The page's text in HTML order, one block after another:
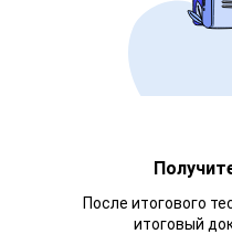
После итогового
итоговый